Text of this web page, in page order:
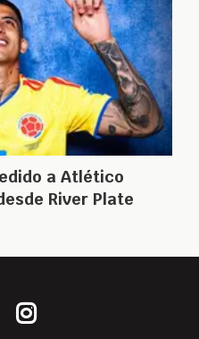
a Atlético
River Plate